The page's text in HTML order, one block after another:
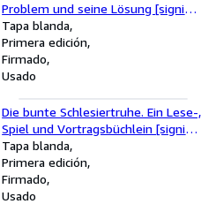
Problem und seine Lösung [signiert
von Johannes Schlaf]
Tapa blanda
Primera edición
Firmado
Usado
Die bunte Schlesiertruhe. Ein Lese-,
Spiel und Vortragsbüchlein [signiert
von Ernst Schenke]
Tapa blanda
Primera edición
Firmado
Usado